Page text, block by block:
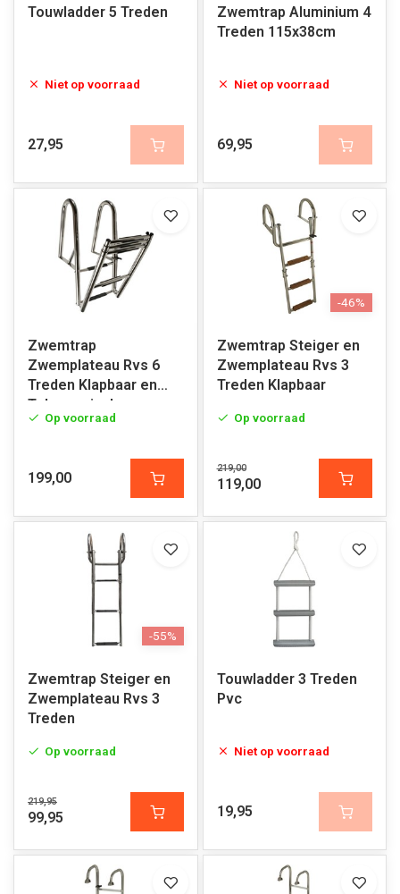
Touwladder 5 Treden
Niet op voorraad
27,95
Zwemtrap Aluminium 4
Treden 115x38cm
Niet op voorraad
69,95
Zwemtrap
Zwemplateau Rvs 6
Treden Klapbaar en
Telescopisch
Op voorraad
199,00
-46%
Zwemtrap Steiger en
Zwemplateau Rvs 3
Treden Klapbaar
Op voorraad
219,00
119,00
-55%
Zwemtrap Steiger en
Zwemplateau Rvs 3
Treden
Op voorraad
219,95
99,95
Touwladder 3 Treden
Pvc
Niet op voorraad
19,95